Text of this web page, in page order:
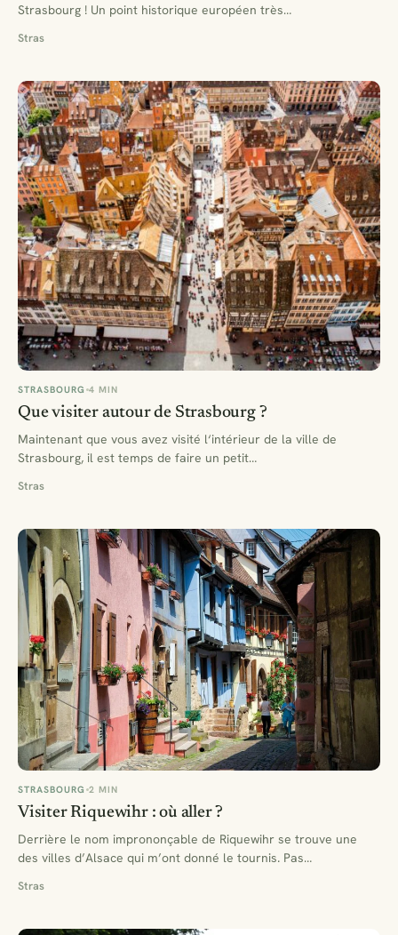
Strasbourg ! Un point historique européen très…
Stras
STRASBOURG 4 MIN
Que visiter autour de Strasbourg ?
Maintenant que vous avez visité l‘intérieur de la ville de
Strasbourg, il est temps de faire un petit…
Stras
STRASBOURG 2 MIN
Visiter Riquewihr : où aller ?
Derrière le nom imprononçable de Riquewihr se trouve une
des villes d’Alsace qui m’ont donné le tournis. Pas…
Stras